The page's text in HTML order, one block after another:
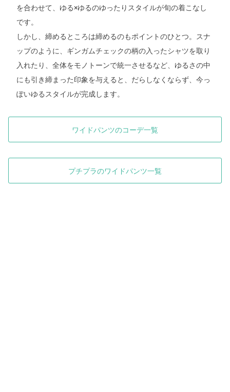
を合わせて、ゆる×ゆるのゆったりスタイルが旬の着こなし
です。
しかし、締めるところは締めるのもポイントのひとつ。スナ
ップのように、ギンガムチェックの柄の入ったシャツを取り
入れたり、全体をモノトーンで統一させるなど、ゆるさの中
にも引き締まった印象を与えると、だらしなくならず、今っ
ぽいゆるスタイルが完成します。
ワイドパンツのコーデ一覧
プチプラのワイドパンツ一覧